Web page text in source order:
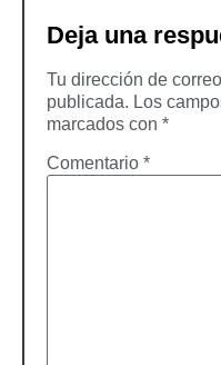
Deja una
Tu dirección de
publicada. Los
marcados con *
Comentario *